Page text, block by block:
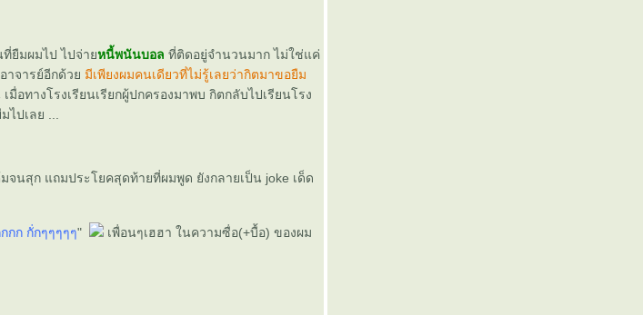
ที่ยืมผมไป ไปจ่าหนี้พนันบอล ที่ติดอยู่จำนวนมาก ไม่ใช่แค่
อาจารย์อีกด้ว มีเพียงผมคนเดียวที่ไม่รู้เลยว่ากิตมาขอยืม
มื่อทางโรงเรียนเรียกผู้ปกครองมาพบ กิตกลับไปเรียนโรง
ปเลย ...
จนสุก แถมประโยคสุดท้ายที่ผมพูด ยังกลายเป็น joke เด็ด
กก กั่กๆๆๆๆๆ" เพื่อนๆเฮฮา ในความซื่อ(+บื้อ) ของผม